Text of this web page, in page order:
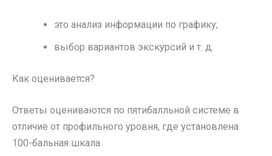
это анализ информации по графику;
выбор вариантов экскурсий и т. д.
Как оценивается?
Ответы оцениваются по пятибалльной системе в
отличие от профильного уровня, где установлена
100-бальная шкала.